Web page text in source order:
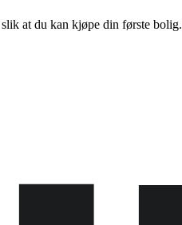
at du kan kjøpe din første bolig.